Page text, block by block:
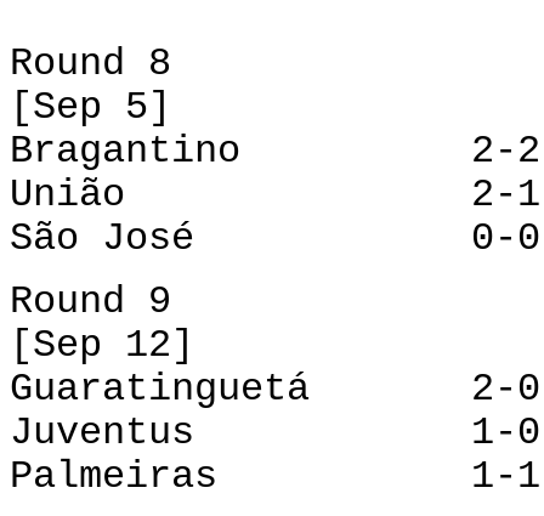
Round 8
[Sep 5]
Bragantino 2-2
União 2-1
São José 0-0
Round 9
[Sep 12]
Guaratinguetá 2-0
Juventus 1-0
Palmeiras 1-1